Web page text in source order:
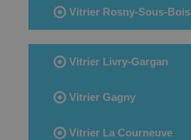
Vitrier Rosny-Sous-Bois
Vitrier Livry-Gargan
Vitrier Gagny
Vitrier La Courneuve